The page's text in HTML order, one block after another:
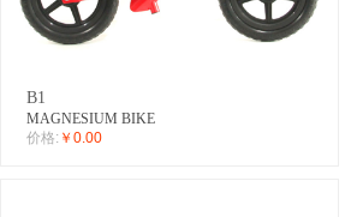
B1
MAGNESIUM BIKE
价格: ￥0.00